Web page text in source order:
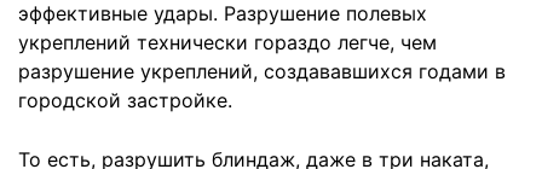
эффективные удары. Разрушение полевых
укреплений технически гораздо легче, чем
разрушение укреплений, создававшихся годами в
городской застройке.
То есть, разрушить блиндаж, даже в три наката,